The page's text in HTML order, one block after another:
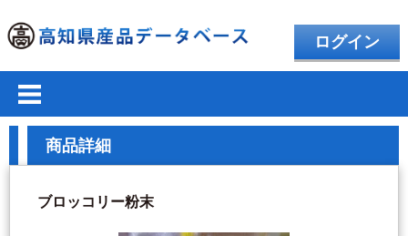
ログイン
商品詳細
ブロッコリー粉末